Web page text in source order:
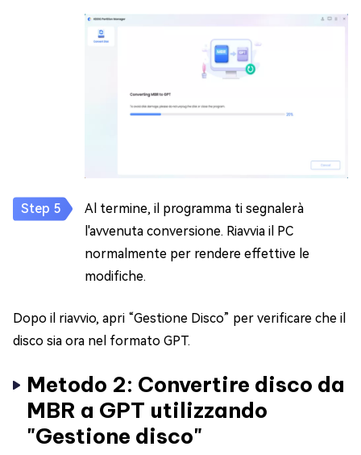
Al termine, il programma ti segnalerà
l'avvenuta conversione. Riavvia il PC
normalmente per rendere effettive le
modifiche.
Dopo il riavvio, apri “Gestione Disco” per verificare che il
disco sia ora nel formato GPT.
Metodo 2: Convertire disco da
MBR a GPT utilizzando
"Gestione disco"